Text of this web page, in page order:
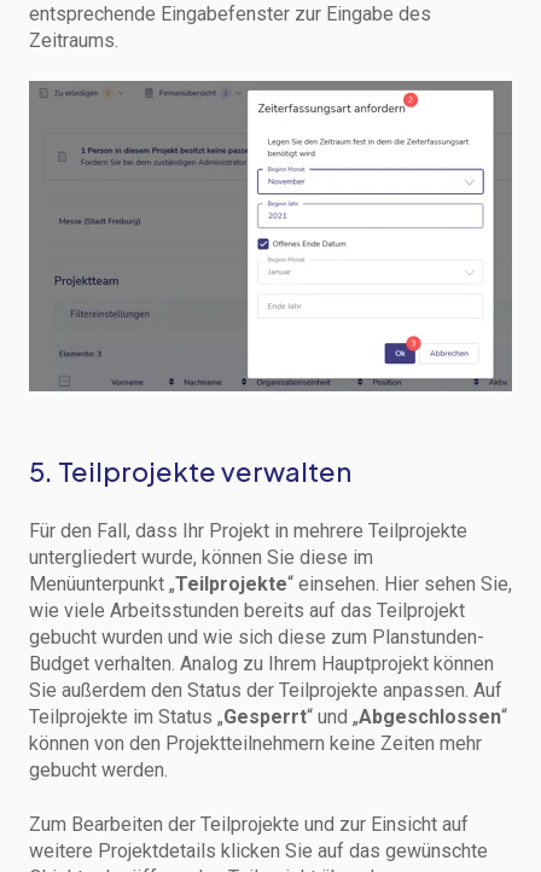
entsprechende Eingabefenster zur Eingabe des
Zeitraums.
5. Teilprojekte verwalten
Für den Fall, dass Ihr Projekt in mehrere Teilprojekte
untergliedert wurde, können Sie diese im
Menüunterpunkt „Teilprojekte“ einsehen. Hier sehen Sie,
wie viele Arbeitsstunden bereits auf das Teilprojekt
gebucht wurden und wie sich diese zum Planstunden-
Budget verhalten. Analog zu Ihrem Hauptprojekt können
Sie außerdem den Status der Teilprojekte anpassen. Auf
Teilprojekte im Status „Gesperrt“ und „Abgeschlossen“
können von den Projektteilnehmern keine Zeiten mehr
gebucht werden.
Zum Bearbeiten der Teilprojekte und zur Einsicht auf
weitere Projektdetails klicken Sie auf das gewünschte